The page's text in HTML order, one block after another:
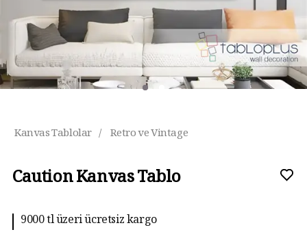
Kanvas Tablolar / Retro ve Vintage
Caution Kanvas Tablo
9000 tl üzeri ücretsiz kargo